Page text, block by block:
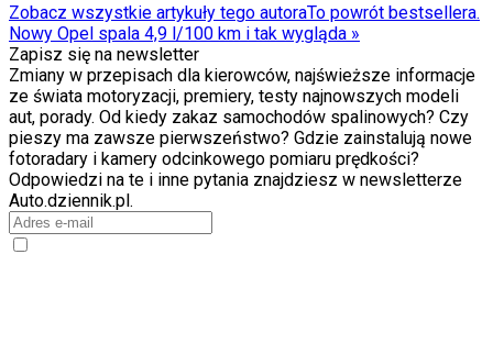
Zobacz wszystkie artykuły tego autoraTo powrót bestsellera.
Nowy Opel spala 4,9 l/100 km i tak wygląda »
Zapisz się na newsletter
Zmiany w przepisach dla kierowców, najświeższe informacje
ze świata motoryzacji, premiery, testy najnowszych modeli
aut, porady. Od kiedy zakaz samochodów spalinowych? Czy
pieszy ma zawsze pierwszeństwo? Gdzie zainstalują nowe
fotoradary i kamery odcinkowego pomiaru prędkości?
Odpowiedzi na te i inne pytania znajdziesz w newsletterze
Auto.dziennik.pl.